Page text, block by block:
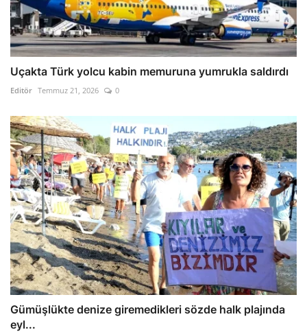
Uçakta Türk yolcu kabin memuruna yumrukla saldırdı
Editör Temmuz 21, 2026 0
Gümüşlükte denize giremedikleri sözde halk plajında
eyl...